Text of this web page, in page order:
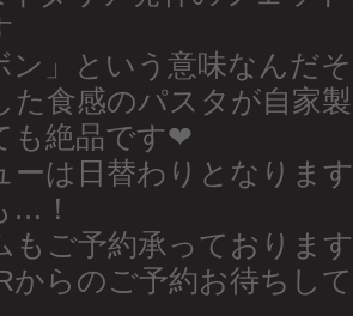
ン」という意味なんだ
た食感のパスタが自家
も絶品です❤︎
ーは日替わりとなりま
…！
もご予約承っておりま
からのご予約お待ちし